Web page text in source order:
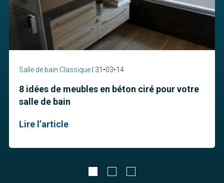
Salle de bain Classique 31•03•14
8 idées de meubles en béton ciré pour votre
salle de bain
Lire l’article